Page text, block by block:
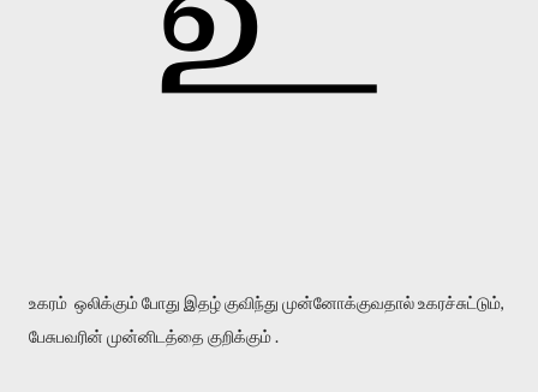
உகரம் ஒலிக்கும் போது இதழ் குவிந்து முன்னோக்குவதால் உகரச்சுட்டும்,
பேசுபவரின் முன்னிடத்தை குறிக்கும் .